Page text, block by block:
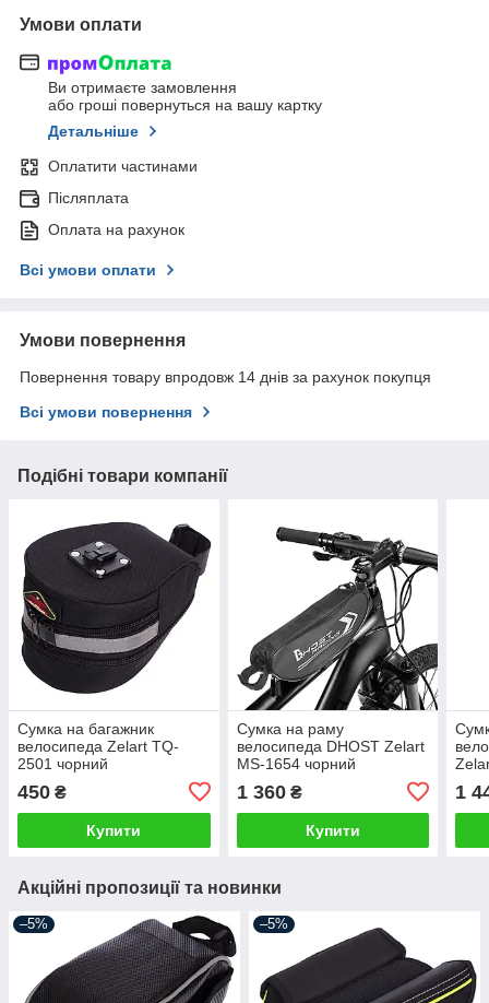
Умови оплати
Ви отримаєте замовлення
або гроші повернуться на вашу картку
Детальніше
Оплатити частинами
Післяплата
Оплата на рахунок
Всі умови оплати
Умови повернення
Повернення товару впродовж 14 днів за рахунок покупця
Всі умови повернення
Подібні товари компанії
Сумка на багажник
велосипеда Zelart TQ-
2501 чорний
450 ₴
Купити
Сумка на раму
велосипеда DHOST Zelart
MS-1654 чорний
1 360₴
Купити
1
Акційні пропозиції та новинки
–5% –5%